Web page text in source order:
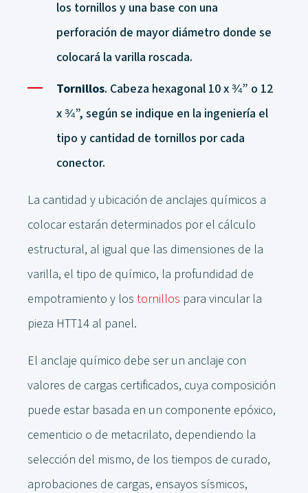
los tornillos y una base con una
perforación de mayor diámetro donde se
colocará la varilla roscada.
Tornillos. Cabeza hexagonal 10 x ¾” o 12
x ¾”, según se indique en la ingeniería el
tipo y cantidad de tornillos por cada
conector.
La cantidad y ubicación de anclajes químicos a
colocar estarán determinados por el cálculo
estructural, al igual que las dimensiones de la
varilla, el tipo de químico, la profundidad de
empotramiento y los tornillos para vincular la
pieza HTT14 al panel.
El anclaje químico debe ser un anclaje con
valores de cargas certificados, cuya composición
puede estar basada en un componente epóxico,
cementicio o de metacrilato, dependiendo la
selección del mismo, de los tiempos de curado,
aprobaciones de cargas, ensayos sísmicos,